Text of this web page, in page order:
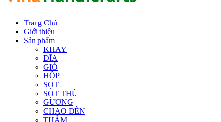
Trang Chủ
Giới thiệu
Sản phẩm
KHAY
ĐĨA
GIỎ
HỘP
SỌT
SỌT THÚ
GƯƠNG
CHAO ĐÈN
THẢM